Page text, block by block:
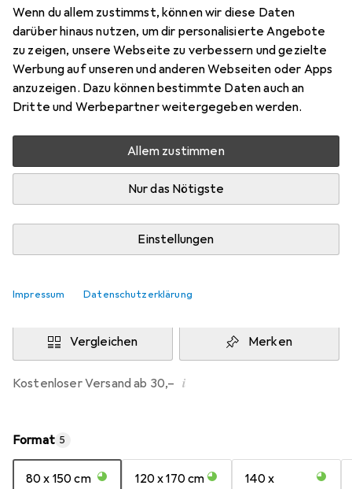
Wenn du allem zustimmst, können wir diese Daten
darüber hinaus nutzen, um dir personalisierte Angebote
zu zeigen, unsere Webseite zu verbessern und gezielte
Werbung auf unseren und anderen Webseiten oder Apps
anzuzeigen. Dazu können bestimmte Daten auch an
Dritte und Werbepartner weitergegeben werden.
Allem zustimmen
Nur das Nötigste
Einstellungen
Impressum Datenschutzerklärung
80 x 150 cm
Preis in EUR inkl. MwSt.
5
Bewertungen Marke
Mehr von Pergamon
6 Stück an Lager beim Drittanbieter
Lieferort angeben für genaue Lieferzeit
teppichversand24DE
In den Warenkorb
Vergleichen Merken
Kostenloser Versand ab 30,– i
Format 5
80 x 150 cm 120 x 170 cm
140 x